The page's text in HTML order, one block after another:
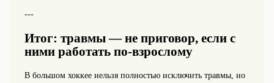
---
Итог: травмы — не приговор, если с
ними работать по‑взрослому
В большом хоккее нельзя полностью исключить травмы, но